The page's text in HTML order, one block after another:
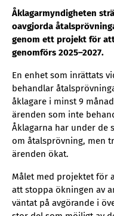
Åklagarmyndigheten
oavgjorda
genom ett projekt för
genomförs 2025–2027.
En enhet som inrättats
behandlar
åklagare i minst 9
ärenden som inte
Åklagarna har under de
om åtalsprövning, men
ärenden ökat.
Målet med projektet för
att stoppa ökningen av
väntat på avgörande i